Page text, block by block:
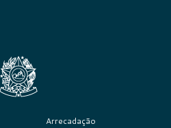
Arrecadação